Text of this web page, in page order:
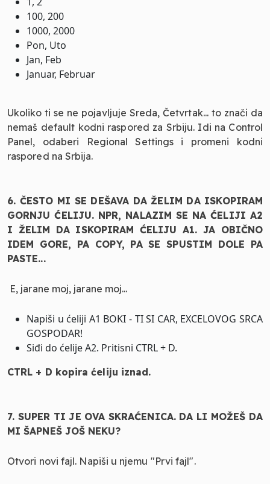
100, 200
1000, 2000
Pon, Uto
Jan, Feb
Januar, Februar
Ukoliko ti se ne pojavljuje Sreda, Četvrtak... to znači da
nemaš default kodni raspored za Srbiju. Idi na Control
Panel, odaberi Regional Settings i promeni kodni
raspored na Srbija.
6. ČESTO MI SE DEŠAVA DA ŽELIM DA ISKOPIRAM
GORNJU ĆELIJU. NPR, NALAZIM SE NA ĆELIJI A2
I ŽELIM DA ISKOPIRAM ĆELIJU A1. JA OBIČNO
IDEM GORE, PA COPY, PA SE SPUSTIM DOLE PA
PASTE...
E, jarane moj, jarane moj...
Napiši u ćeliji A1 BOKI - TI SI CAR, EXCELOVOG SRCA
GOSPODAR!
Siđi do ćelije A2. Pritisni CTRL + D.
CTRL + D kopira ćeliju iznad.
7. SUPER TI JE OVA SKRAĆENICA. DA LI MOŽEŠ DA
MI ŠAPNEŠ JOŠ NEKU?
Otvori novi fajl. Napiši u njemu "Prvi fajl".